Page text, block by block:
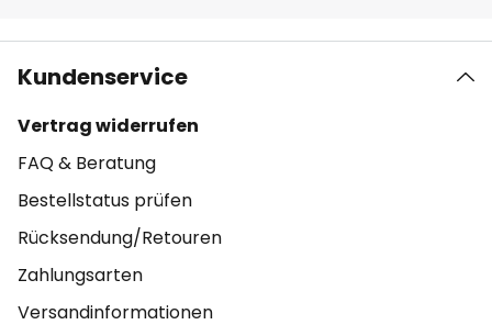
Kundenservice
Vertrag widerrufen
FAQ & Beratung
Bestellstatus prüfen
Rücksendung/Retouren
Zahlungsarten
Versandinformationen